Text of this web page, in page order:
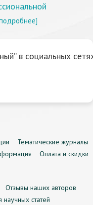
в социальных
Тематические журналы
Оплата и скидки
Отзывы наших авторов
статей